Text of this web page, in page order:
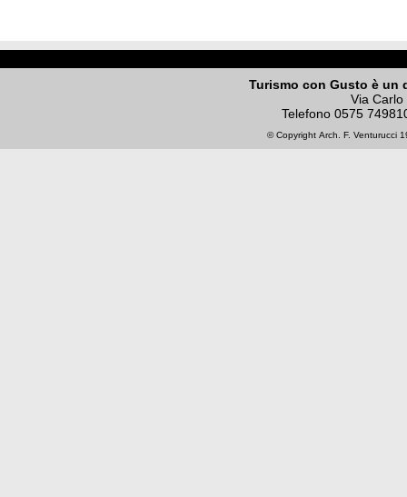
Turismo con Gusto è un
Via
Telefono 0575
© Copyright Arch. F. Venturucci